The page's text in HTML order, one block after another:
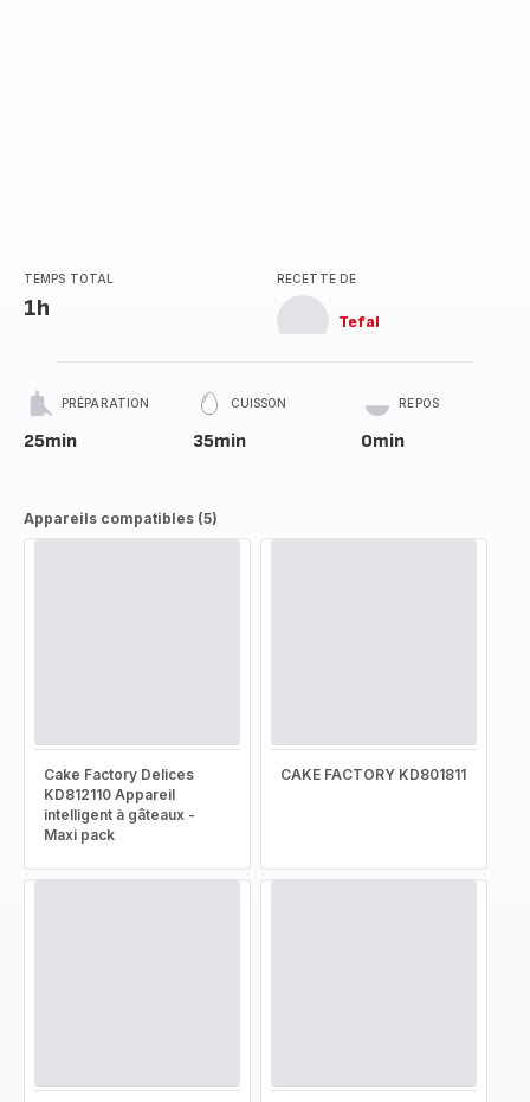
TEMPS TOTAL
1h
RECETTE DE
Tefal
PRÉPARATION
25min
CUISSON
35min
REPOS
0min
Appareils compatibles (5)
Cake Factory Delices
KD812110 Appareil
intelligent à gâteaux -
Maxi pack
CAKE FACTORY KD801811